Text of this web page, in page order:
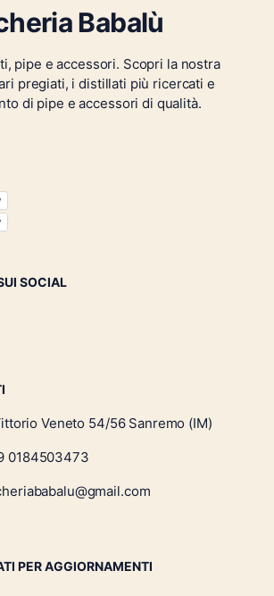
Babalù
pipe e accessori. Scopri la nostra
pregiati, i distillati più ricercati e
di pipe e accessori di qualità.
SOCIAL
Veneto 54/56 Sanremo (IM)
0184503473
PER AGGIORNAMENTI